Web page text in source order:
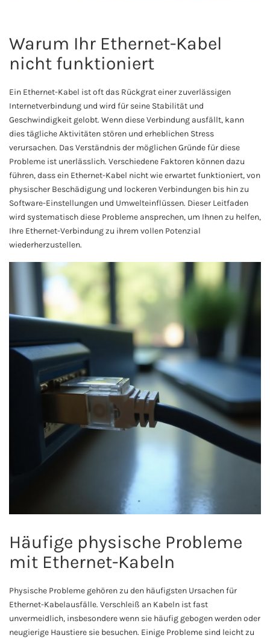
Warum Ihr Ethernet-Kabel
nicht funktioniert
Ein Ethernet-Kabel ist oft das Rückgrat einer zuverlässigen
Internetverbindung und wird für seine Stabilität und
Geschwindigkeit gelobt. Wenn diese Verbindung ausfällt, kann
dies tägliche Aktivitäten stören und erheblichen Stress
verursachen. Das Verständnis der möglichen Gründe für diese
Probleme ist unerlässlich. Verschiedene Faktoren können dazu
führen, dass ein Ethernet-Kabel nicht wie erwartet funktioniert, von
physischer Beschädigung und lockeren Verbindungen bis hin zu
Software-Einstellungen und Umwelteinflüssen. Dieser Leitfaden
wird systematisch diese Probleme ansprechen, um Ihnen zu helfen,
Ihre Ethernet-Verbindung zu ihrem vollen Potenzial
wiederherzustellen.
Häufige physische Probleme
mit Ethernet-Kabeln
Physische Probleme gehören zu den häufigsten Ursachen für
Ethernet-Kabelausfälle. Verschleiß an Kabeln ist fast
unvermeidlich, insbesondere wenn sie häufig gebogen werden oder
neugierige Haustiere sie besuchen. Einige Probleme sind leicht zu